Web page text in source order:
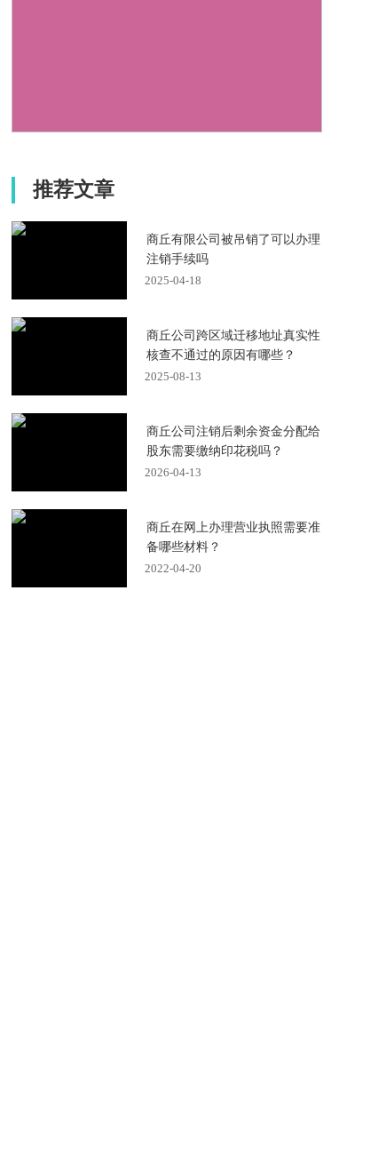
推荐文章
商丘有限公司被吊销了可以办理
注销手续吗
2025-04-18
商丘公司跨区域迁移地址真实性
核查不通过的原因有哪些？
2025-08-13
商丘公司注销后剩余资金分配给
股东需要缴纳印花税吗？
2026-04-13
商丘在网上办理营业执照需要准
备哪些材料？
2022-04-20